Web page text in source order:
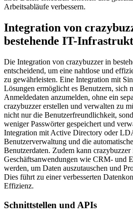
Arbeitsabläufe verbessern.
Integration von
bestehende IT-
Die Integration von crazybuzzer in
entscheidend, um eine nahtlose und
zu gewährleisten. Eine Integration mit
Lösungen ermöglicht es Benutzern, sich
Anmeldedaten anzumelden, ohne ein
crazybuzzer erstellen und verwalten zu
nicht nur die Benutzerfreundlichkeit,
weniger Passwörter gespeichert und
Integration mit Active Directory oder
Benutzerverwaltung und die
Benutzerdaten. Zudem kann
Geschäftsanwendungen wie CRM- und
werden, um Daten auszutauschen und
Dies führt zu einer verbesserten
Effizienz.
Schnittstellen und APIs